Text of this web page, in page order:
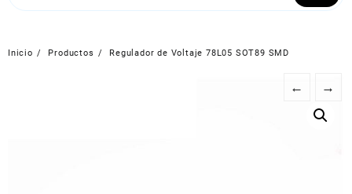
Inicio Productos Regulador de Voltaje 78L05 SOT89 SMD
← →